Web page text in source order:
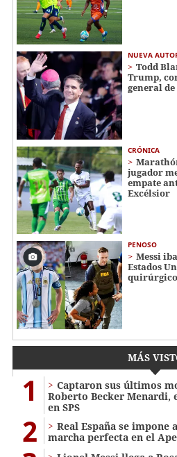
NUEVA
Todd
Trump,
general de
CRÓNICA
jugador
empate
Excélsior
PENOSO
Messi
Estados
MÁS
1
Captaron sus últimos
Roberto Becker Menardi​​​,
en SPS
2
Real España se impone
marcha perfecta en el